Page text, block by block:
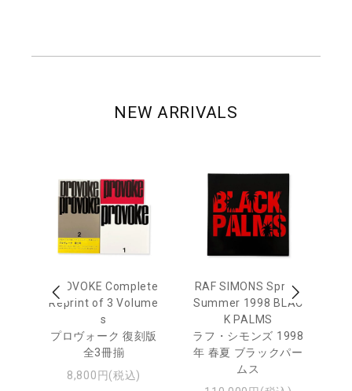
NEW ARRIVALS
PROVOKE Complete
Reprint of 3 Volume
s
プロヴォーク 復刻版
全3冊揃
8,800円(税込)
RAF SIMONS Spring
Summer 1998 BLAC
K PALMS
ラフ・シモンズ 1998
年 春夏 ブラックパー
ムス